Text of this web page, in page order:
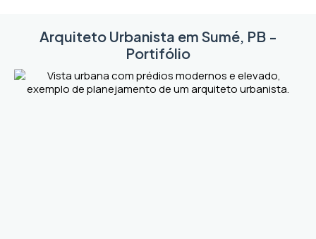
Arquiteto Urbanista em Sumé, PB -
Portifólio